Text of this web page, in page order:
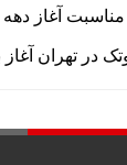
آغاز دهه
در تهران آغاز